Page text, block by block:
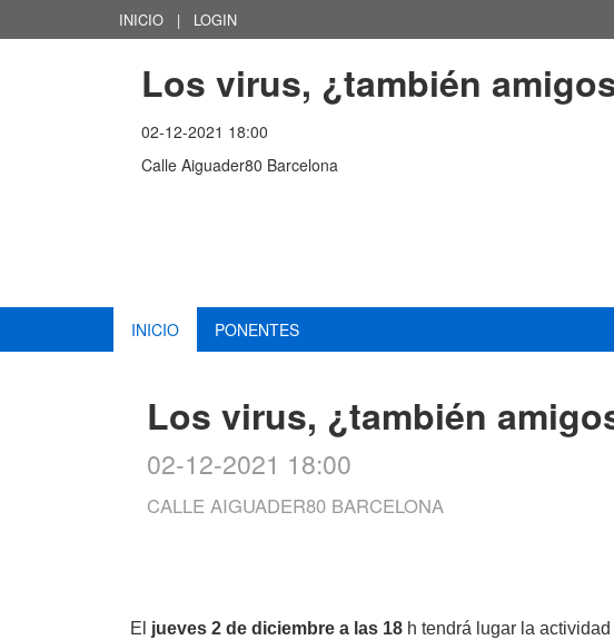
INICIO | LOGIN
Los virus, ¿también
02-12-2021 18:00
Calle Aiguader80 Barcelona
INICIO PONENTES
Los virus, ¿también
02-12-2021 18:00
CALLE AIGUADER80 BARCELONA
El jueves 2 de diciembre a las 18 h tendrá lugar la